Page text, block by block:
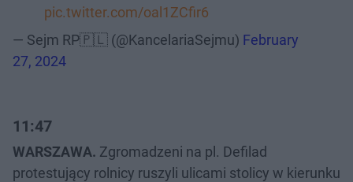
pic.twitter.com/oal1ZCfir6
— Sejm RP🇵🇱 (@KancelariaSejmu) February
27, 2024
11:47
WARSZAWA. Zgromadzeni na pl. Defilad
protestujący rolnicy ruszyli ulicami stolicy w kierunku